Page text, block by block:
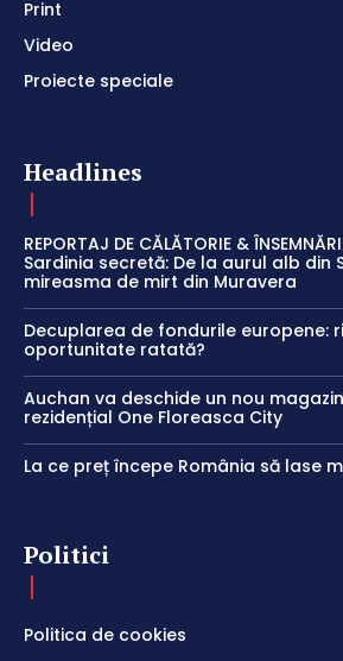
Print
Video
Proiecte speciale
Headlines
REPORTAJ DE CĂLĂTORIE &
Sardinia secretă: De la aurul alb din
mireasma de mirt din Muravera
Decuplarea de fondurile europene:
oportunitate ratată?
Auchan va deschide un nou
rezidențial One Floreasca City
La ce preț începe România să lase
Politici
Politica de cookies